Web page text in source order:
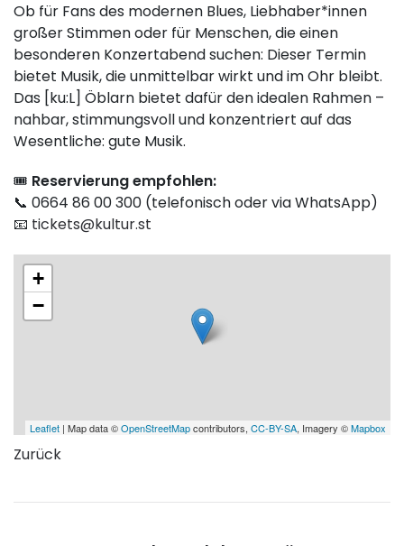
Ob für Fans des modernen Blues, Liebhaber*innen
großer Stimmen oder für Menschen, die einen
besonderen Konzertabend suchen: Dieser Termin
bietet Musik, die unmittelbar wirkt und im Ohr bleibt.
Das [ku:L] Öblarn bietet dafür den idealen Rahmen –
nahbar, stimmungsvoll und konzentriert auf das
Wesentliche: gute Musik.
🎟️ Reservierung empfohlen:
📞 0664 86 00 300 (telefonisch oder via WhatsApp)
📧 tickets@kultur.st
+
−
Leaflet | Map data ©OpenStreetMapcontributors, CC-BY-SA, Imagery ©Mapbox
Zurück